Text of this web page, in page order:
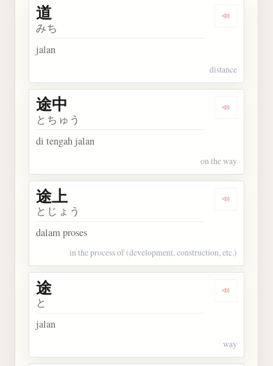
Dengarkan
道
みち
jalan
distance
Dengarkan
途中
とちゅう
di tengah jalan
on the way
Dengarkan
途上
とじょう
dalam proses
in the process of (development, construction, etc.)
Dengarkan
途
と
jalan
way